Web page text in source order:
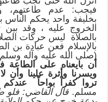
فيجب: عدم طاعتهم،
بخليفة واحد يحكم
الخروج عليه ، وقد بين
بالصلاة ليس حركات
بالإسلام فعن عبادة بن
(صلى الله عليه وآله
أن بايعناه على
ويسرنا وأثرة علينا وأن
تروا كفراً بواحاً
مسلم. قال القاضي: فلو